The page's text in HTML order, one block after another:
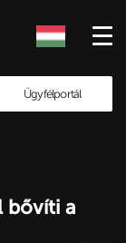
Ügyfélportál
bővíti a